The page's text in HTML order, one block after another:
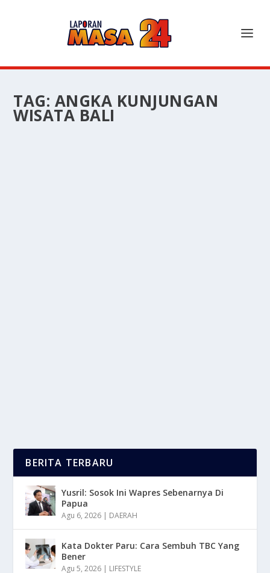
TAG: ANGKA KUNJUNGAN
WISATA BALI
BERITA TERBARU
Yusril: Sosok Ini Wapres Sebenarnya Di
Papua
Agu 6, 2026 | DAERAH
Kata Dokter Paru: Cara Sembuh TBC Yang
Bener
Agu 5, 2026 | LIFESTYLE